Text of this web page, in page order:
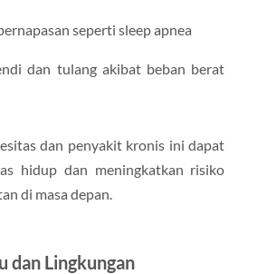
seperti sleep apnea
dan tulang akibat beban berat
dan penyakit kronis ini dapat
hidup dan meningkatkan risiko
di masa depan.
dan Lingkungan